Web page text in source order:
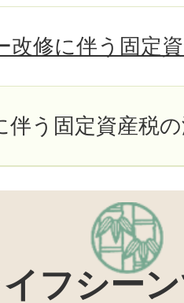
改修に伴う固定
伴う固定資産税
フシー